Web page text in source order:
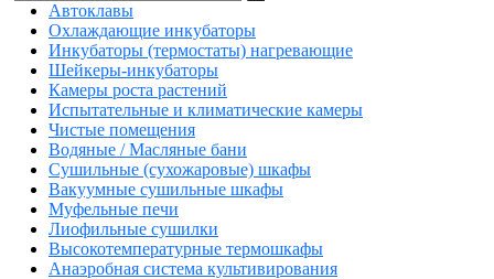
Автоклавы
Охлаждающие инкубаторы
Инкубаторы (термостаты) нагревающие
Шейкеры-инкубаторы
Камеры роста растений
Испытательные и климатические камеры
Чистые помещения
Водяные / Масляные бани
Сушильные (сухожаровые) шкафы
Вакуумные сушильные шкафы
Муфельные печи
Лиофильные сушилки
Высокотемпературные термошкафы
Анаэробная система культивирования